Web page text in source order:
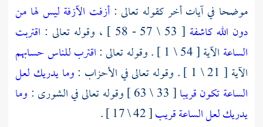
موضحا في آيات أخر كقوله تعالى : أزفت الآزفة ليس لها من
دون الله كاشفة [ 53 \ 57 - 58 ] ، وقوله تعالى :
اقتربت
الساعة الآية [ 54 \ 1 ] . وقوله تعالى :
اقترب للناس حسابهم
الآية [ 21 \ 1 ] . وقوله تعالى في الأحزاب :
وما يدريك لعل
الساعة تكون قريبا[ 33 \ 63 ] وقوله تعالى في الشورى :
وما
يدريك لعل الساعة قريب[ 42 \ 17 ] .